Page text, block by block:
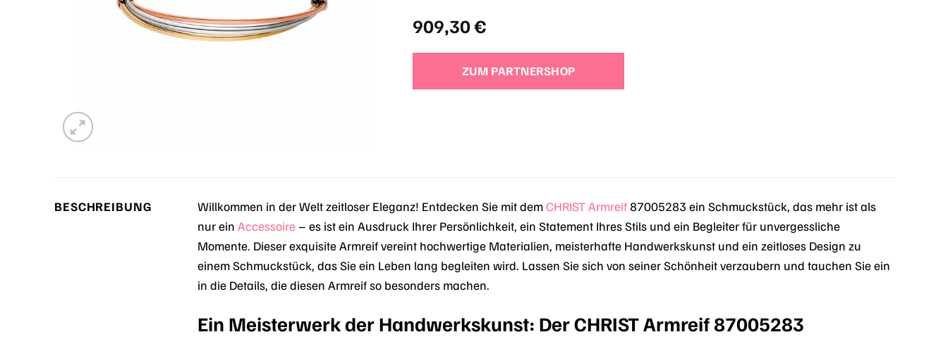
909,30€
ZUM PARTNERSHOP
BESCHREIBUNG Willkommen in der Welt zeitloser Eleganz! Entdecken Sie mit demCHRISTArmreif87005283 ein Schmuckstück, das mehr ist als
nur einAccessoire– es ist ein Ausdruck Ihrer Persönlichkeit, ein Statement Ihres Stils und ein Begleiter für unvergessliche
Momente. Dieser exquisite Armreif vereint hochwertige Materialien, meisterhafte Handwerkskunst und ein zeitloses Design zu
einem Schmuckstück, das Sie ein Leben lang begleiten wird. Lassen Sie sich von seiner Schönheit verzaubern und tauchen Sie ein
in die Details, die diesen Armreif so besonders machen.
Ein Meisterwerk der Handwerkskunst: Der CHRIST Armreif 87005283